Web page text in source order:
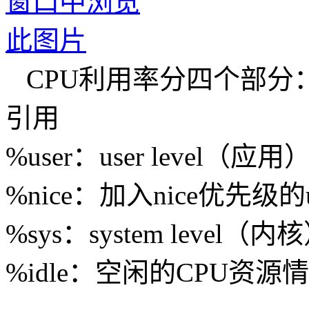
CPU利用率分四个部分
引用
%user：user level（应用
%nice：加入nice优先级
%sys：system level（内
%idle：空闲的CPU资源